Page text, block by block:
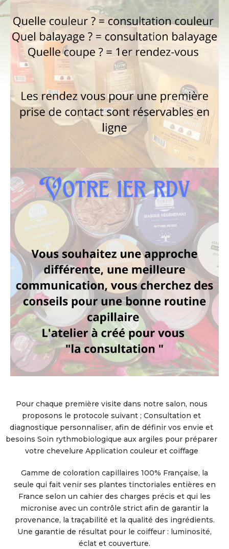
Pour chaque première visite dans notre salon, nous
proposons le protocole suivant ; Consultation et
diagnostique personnaliser, afin de définir vos envie et
besoins Soin rythmobiologique aux argiles pour préparer
votre chevelure Application couleur et coiffage
Gamme de coloration capillaires 100% Française, la
seule qui fait venir ses plantes tinctoriales entières en
France selon un cahier des charges précis et qui les
micronise avec un contrôle strict afin de garantir la
provenance, la traçabilité et la qualité des ingrédients.
Une garantie de résultat pour le coiffeur : luminosité,
éclat et couverture.